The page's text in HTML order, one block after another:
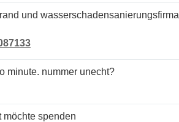
minute. nummer unecht?
möchte spenden